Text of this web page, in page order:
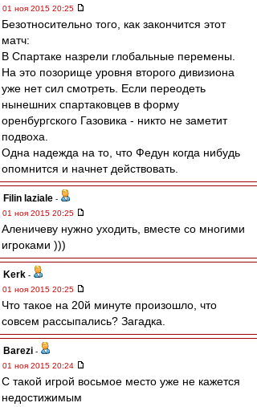
01 ноя 2015 20:25
Безотносительно того, как закончится этот
матч:
В Спартаке назрели глобальные перемены.
На это позорище уровня второго дивизиона
уже нет сил смотреть. Если переодеть
нынешних спартаковцев в форму
оренбургского Газовика - никто не заметит
подвоха.
Одна надежда на то, что Федун когда нибудь
опомнится и начнет действовать.
Filin laziale -
01 ноя 2015 20:25
Аленичеву нужно уходить, вместе со многими
игроками )))
Kerk -
01 ноя 2015 20:25
Что такое на 20й минуте произошло, что
совсем рассыпались? Загадка.
Barezi -
01 ноя 2015 20:24
С такой игрой восьмое место уже не кажется
недостижимым